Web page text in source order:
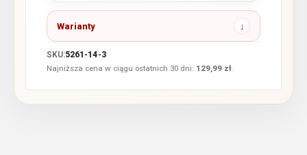
Warianty
SKU:5261-14-3
Najniższa cena w ciągu ostatnich 30 dni: 129,99 zł.